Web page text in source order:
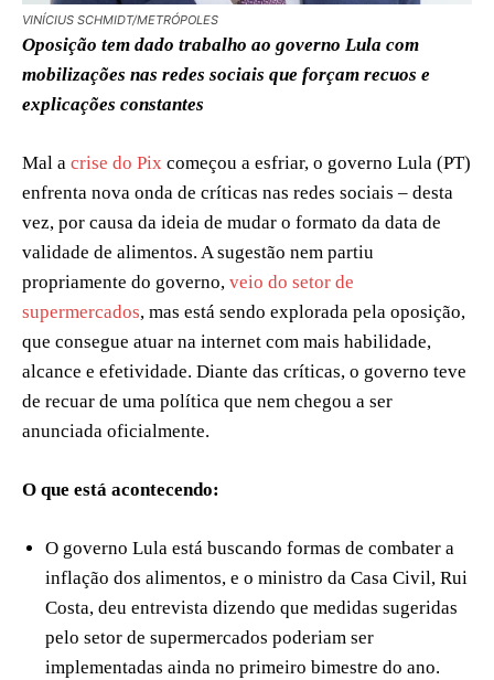
VINÍCIUS SCHMIDT/METRÓPOLES
Oposição tem dado trabalho ao governo Lula com
mobilizações nas redes sociais que forçam recuos e
explicações constantes
Mal a crise do Pix começou a esfriar, o governo Lula (PT)
enfrenta nova onda de críticas nas redes sociais – desta
vez, por causa da ideia de mudar o formato da data de
validade de alimentos. A sugestão nem partiu
propriamente do governo, veio do setor de
supermercados, mas está sendo explorada pela oposição,
que consegue atuar na internet com mais habilidade,
alcance e efetividade. Diante das críticas, o governo teve
de recuar de uma política que nem chegou a ser
anunciada oficialmente.
O que está acontecendo:
O governo Lula está buscando formas de combater a
inflação dos alimentos, e o ministro da Casa Civil, Rui
Costa, deu entrevista dizendo que medidas sugeridas
pelo setor de supermercados poderiam ser
implementadas ainda no primeiro bimestre do ano.